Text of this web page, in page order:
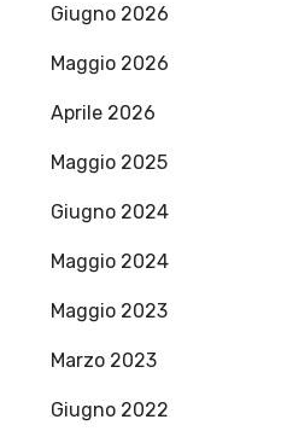
Giugno 2026
Maggio 2026
Aprile 2026
Maggio 2025
Giugno 2024
Maggio 2024
Maggio 2023
Marzo 2023
Giugno 2022